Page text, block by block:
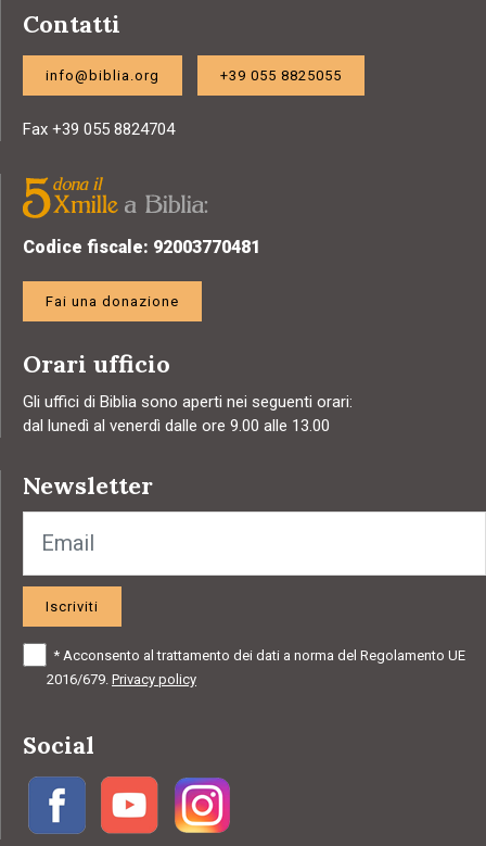
Contatti
info@biblia.org +39 055 8825055
Fax +39 055 8824704
Codice fiscale: 92003770481
Fai una donazione
Orari ufficio
Gli uffici di Biblia sono aperti nei seguenti orari:
dal lunedì al venerdì dalle ore 9.00 alle 13.00
Newsletter
Iscriviti
* Acconsento al trattamento dei dati a norma del Regolamento UE
2016/679. Privacy policy
Social